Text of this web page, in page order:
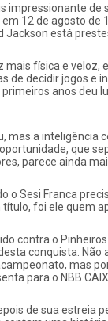
impressionante de
em 12 de agosto de
Jackson está
mais física e veloz,
de decidir jogos e
anos deu
mas a inteligência
que
parece ainda
o Sesi Franca
foi ele quem
contra o
conquista. Não
mas
para o NBB
de sua estreia